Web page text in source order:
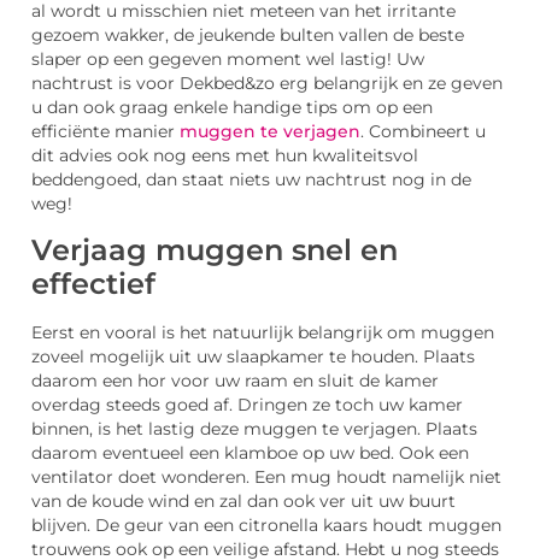
al wordt u misschien niet meteen van het irritante
gezoem wakker, de jeukende bulten vallen de beste
slaper op een gegeven moment wel lastig! Uw
nachtrust is voor Dekbed&zo erg belangrijk en ze geven
u dan ook graag enkele handige tips om op een
efficiënte manier muggen te verjagen. Combineert u
dit advies ook nog eens met hun kwaliteitsvol
beddengoed, dan staat niets uw nachtrust nog in de
weg!
Verjaag muggen snel en
effectief
Eerst en vooral is het natuurlijk belangrijk om muggen
zoveel mogelijk uit uw slaapkamer te houden. Plaats
daarom een hor voor uw raam en sluit de kamer
overdag steeds goed af. Dringen ze toch uw kamer
binnen, is het lastig deze muggen te verjagen. Plaats
daarom eventueel een klamboe op uw bed. Ook een
ventilator doet wonderen. Een mug houdt namelijk niet
van de koude wind en zal dan ook ver uit uw buurt
blijven. De geur van een citronella kaars houdt muggen
trouwens ook op een veilige afstand. Hebt u nog steeds